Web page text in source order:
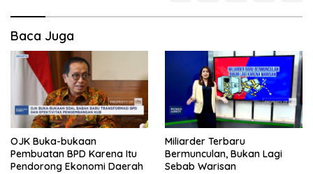
Baca Juga
OJK Buka-bukaan
Pembuatan BPD Karena Itu
Pendorong Ekonomi Daerah
Miliarder Terbaru
Bermunculan, Bukan Lagi
Sebab Warisan